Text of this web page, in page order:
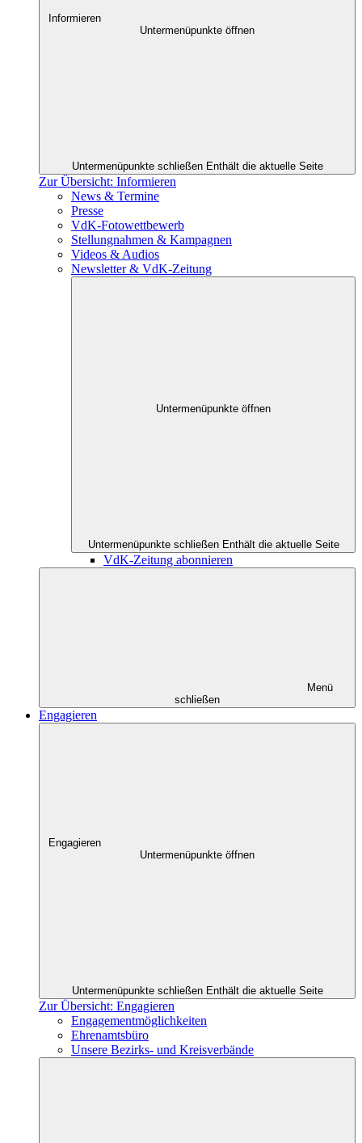
Informieren
Untermenüpunkte öffnen
Untermenüpunkte schließen Enthält die aktuelle Seite
Zur Übersicht: Informieren
News & Termine
Presse
VdK-Fotowettbewerb
Stellungnahmen & Kampagnen
Videos & Audios
Newsletter & VdK-Zeitung
Untermenüpunkte öffnen
Untermenüpunkte schließen Enthält die aktuelle Seite
VdK-Zeitung abonnieren
Menü
schließen
Engagieren
Engagieren
Untermenüpunkte öffnen
Untermenüpunkte schließen Enthält die aktuelle Seite
Zur Übersicht: Engagieren
Engagementmöglichkeiten
Ehrenamtsbüro
Unsere Bezirks- und Kreisverbände